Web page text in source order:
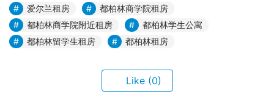
爱尔兰租房
都柏林商学院租房
都柏林商学院附近租房
都柏林学生公寓
都柏林留学生租房
都柏林租房
Like (0)